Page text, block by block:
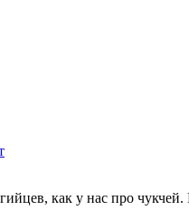
как у нас про